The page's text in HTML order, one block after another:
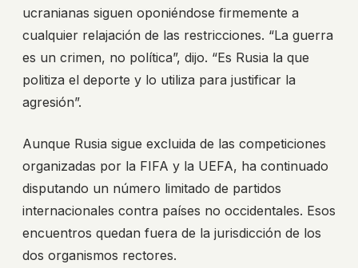
ucranianas siguen oponiéndose firmemente a
cualquier relajación de las restricciones. “La guerra
es un crimen, no política”, dijo. “Es Rusia la que
politiza el deporte y lo utiliza para justificar la
agresión”.
Aunque Rusia sigue excluida de las competiciones
organizadas por la FIFA y la UEFA, ha continuado
disputando un número limitado de partidos
internacionales contra países no occidentales. Esos
encuentros quedan fuera de la jurisdicción de los
dos organismos rectores.